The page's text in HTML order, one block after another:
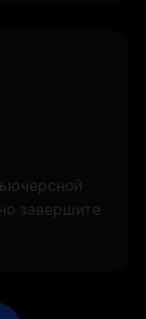
завершите